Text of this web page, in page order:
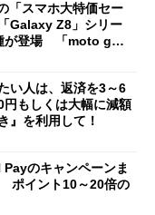
「スマホ大特価セー
Galaxy Z8」シリー
が登場 「moto g37
い人は、返済を3～6
もしくは大幅に減額
』を利用して！
のキャンペーンま
ポイント10～20倍の